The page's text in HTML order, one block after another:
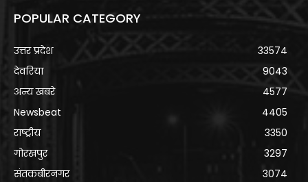
POPULAR CATEGORY
उत्तर प्रदेश
33574
देवरिया
9043
अन्य खबरे
4577
Newsbeat
4405
राष्ट्रीय
3350
गोरखपुर
3297
संतकबीरनगर
3074